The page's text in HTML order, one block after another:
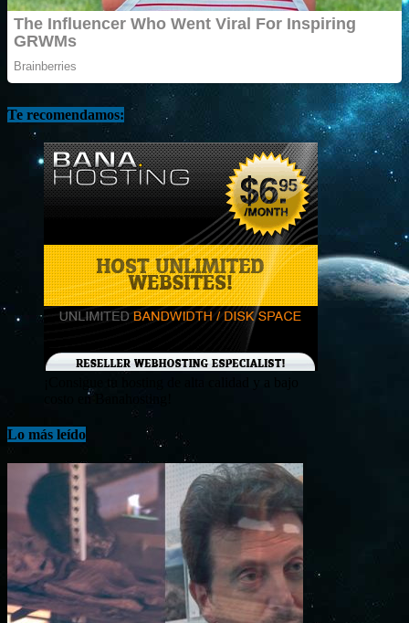
Te recomendamos:
costo en Banahosting!
Lo más leído